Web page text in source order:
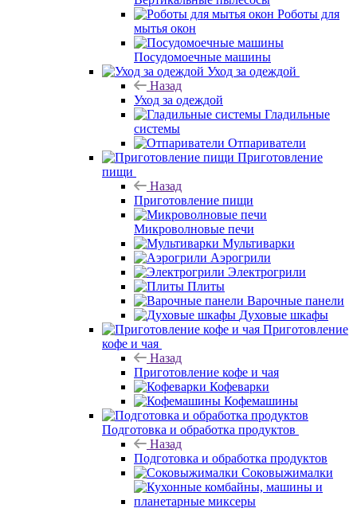
Роботы для
мытья окон
Посудомоечные машины
Уход за одеждой
Назад
Уход за одеждой
Гладильные
системы
Отпариватели
Приготовление
пищи
Назад
Приготовление пищи
Микроволновые печи
Мультиварки
Аэрогрили
Электрогрили
Плиты
Варочные панели
Духовые шкафы
Приготовление
кофе и чая
Назад
Приготовление кофе и чая
Кофеварки
Кофемашины
Подготовка и обработка продуктов
Назад
Подготовка и обработка продуктов
Соковыжималки